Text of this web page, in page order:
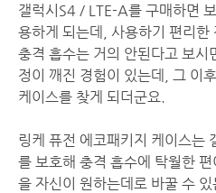
갤럭시S4 / LTE-A를 구매하면
용하게 되는데, 사용하기 편리한
충격 흡수는 거의 안된다고 보시
정이 깨진 경험이 있는데, 그 이
케이스를 찾게 되더군요.
링케 퓨전 에코패키지 케이스는
를 보호해 충격 흡수에 탁월한
을 자신이 원하는데로 바꿀 수 있